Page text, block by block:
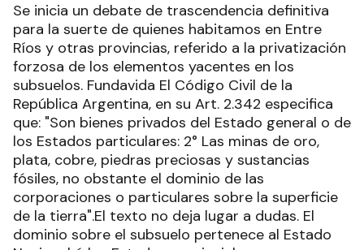
Se inicia un debate de trascendencia definitiva
para la suerte de quienes habitamos en Entre
Ríos y otras provincias, referido a la privatización
forzosa de los elementos yacentes en los
subsuelos. Fundavida El Código Civil de la
República Argentina, en su Art. 2.342 especifica
que: "Son bienes privados del Estado general o de
los Estados particulares: 2° Las minas de oro,
plata, cobre, piedras preciosas y sustancias
fósiles, no obstante el dominio de las
corporaciones o particulares sobre la superficie
de la tierra".El texto no deja lugar a dudas. El
dominio sobre el subsuelo pertenece al Estado